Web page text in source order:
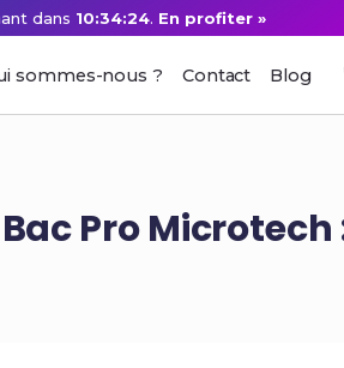
dans 10:34:23. En profiter »
sommes-nous ? Contact Blog
Pro